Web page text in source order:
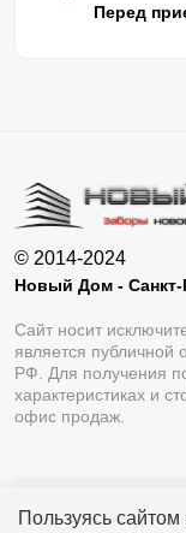
Пользуясь
Перед
© 2014-2024
Новый Дом - Санкт-
Сайт носит
является
РФ. Для получения
характеристиках и
офис продаж.
Разработка сайта